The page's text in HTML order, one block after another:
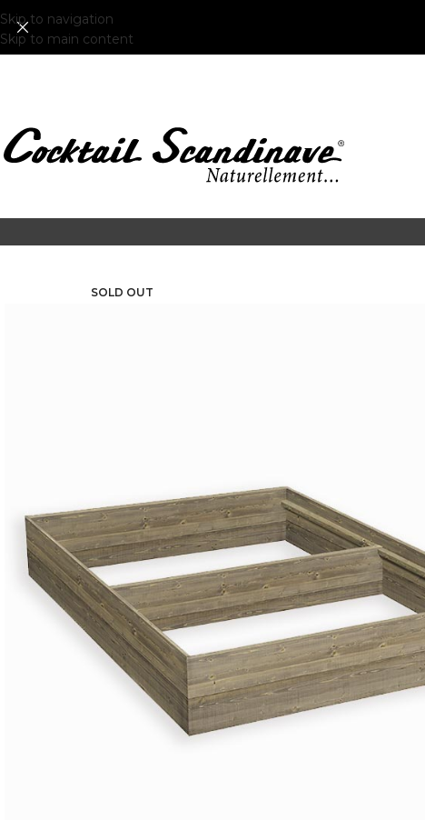
Skip to navigation
Skip to main content
SOLD OUT